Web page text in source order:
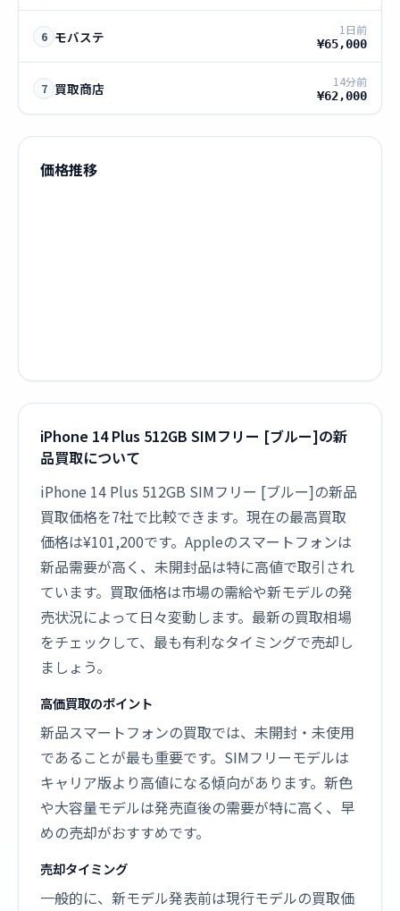
6 モバステ 1日前
¥65,000
7 買取商店 14分前
¥62,000
価格推移
iPhone 14 Plus 512GB SIMフリー [ブルー]の新
品買取について
iPhone 14 Plus 512GB SIMフリー [ブルー]の新品
買取価格を7社で比較できます。現在の最高買取
価格は¥101,200です。Appleのスマートフォンは
新品需要が高く、未開封品は特に高値で取引され
ています。買取価格は市場の需給や新モデルの発
売状況によって日々変動します。最新の買取相場
をチェックして、最も有利なタイミングで売却し
ましょう。
高価買取のポイント
新品スマートフォンの買取では、未開封・未使用
であることが最も重要です。SIMフリーモデルは
キャリア版より高値になる傾向があります。新色
や大容量モデルは発売直後の需要が特に高く、早
めの売却がおすすめです。
売却タイミング
一般的に、新モデル発表前は現行モデルの買取価